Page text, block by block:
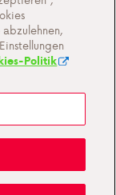
abzulehnen,
Politik